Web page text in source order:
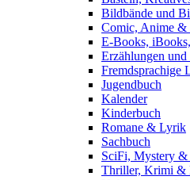
Bildbände und
Comic, Anime &
E-Books,
Erzählungen
Fremdsprachige
Jugendbuch
Kalender
Kinderbuch
Romane & Lyrik
Sachbuch
SciFi, Mystery &
Thriller, Krimi &